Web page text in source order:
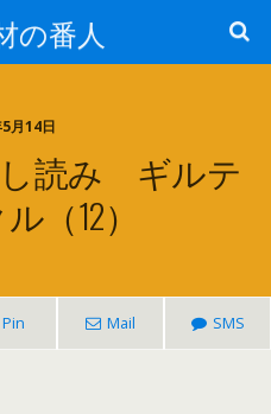
の番人
月14日
読み ギルテ
（12）
Pin Mail SMS